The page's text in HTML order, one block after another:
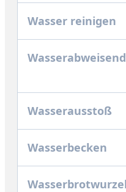
Wasser reinigen
Wasserausstoß
Wasserbecken
Wasserbrotwurzel